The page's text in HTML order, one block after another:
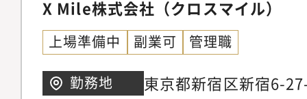
開発等の人事業務、
務管理、勤怠システ
と導入、外注業務・
先の選定と委託 等【
タから課題を抽出し
を考慮した最適なル
の構築。・新規事業
規サービスの会計処
X Mile株式会社（クロスマイル）
上場準備中 副業可 管理職
勤務地
東京都新宿区新宿6-